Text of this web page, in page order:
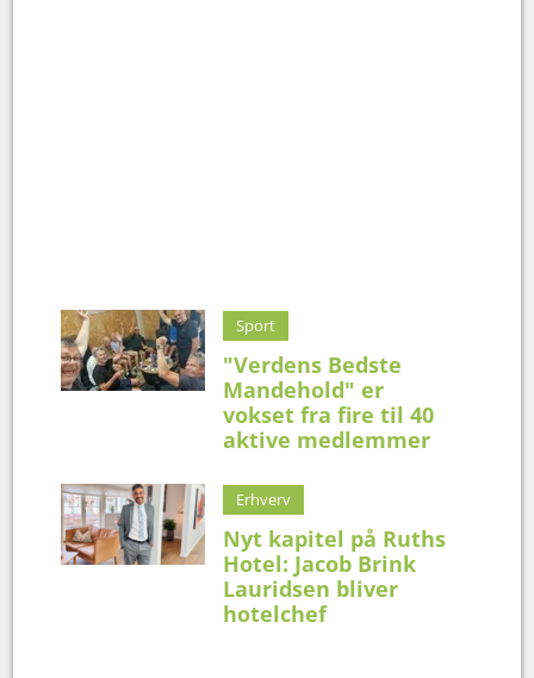
Sport
"Verdens Bedste
Mandehold" er
vokset fra fire til 40
aktive medlemmer
Erhverv
Nyt kapitel på Ruths
Hotel: Jacob Brink
Lauridsen bliver
hotelchef